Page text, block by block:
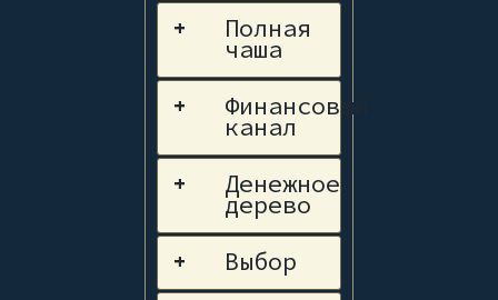
+ Полная
чаша
+ Финансовый
канал
+ Денежное
дерево
+ Выбор